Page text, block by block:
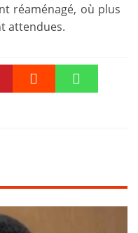
réaménagé, où plus
attendues.